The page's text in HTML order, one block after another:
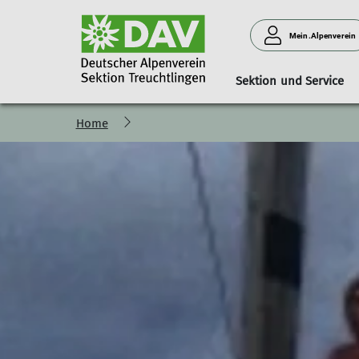
Mein.Alpenverein
Sektion und Service
Vorstand und Beirat Fachübungs und
Familie Jugend
Lift und Loipe
Kursübersicht
Home